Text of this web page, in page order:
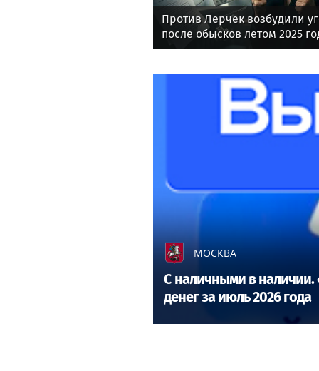
Против Лерчек возбудили
после обысков летом 2025
МОСКВА
С наличными в наличии.
денег за июль 2026 года